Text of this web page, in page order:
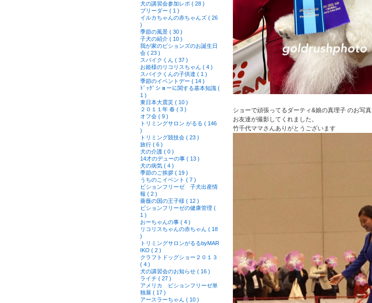
犬の講習会参加レポ ( 28 )
ブリーダー ( 1 )
イルカちゃんの赤ちゃんズ ( 26
)
季節の風景 ( 30 )
子犬の紹介 ( 10 )
我が家のビションズのお誕生日
会 ( 23 )
スパイクくん ( 37 )
お姫様のリコリスちゃん ( 4 )
スパイクくんの子供達 ( 1 )
季節のイベントデー ( 14 )
ﾄﾞｯｸﾞショーに関する基本知識 (
1 )
東日本大震災 ( 10 )
２０１１年 春 ( 3 )
オフ会 ( 9 )
トリミングサロン がるる ( 146
)
トリミング競技会 ( 23 )
旅行 ( 6 )
犬の介護 ( 0 )
14才のデューの事 ( 13 )
犬の病気 ( 4 )
季節のご挨拶 ( 19 )
うちのこイベント ( 7 )
ビションフリーゼ 子犬出産情
報 ( 2 )
薔薇の国の王子様 ( 12 )
ビションフリーゼの健康管理 (
1 )
おーちゃんの事 ( 4 )
リコリスちゃんの赤ちゃん ( 18
)
トリミングサロンがるるbyMAR
IKO ( 2 )
クラフトドッグショー２０１３
( 4 )
犬の講習会のお知らせ ( 16 )
ライチ ( 27 )
アメリカ ビションフリーゼ単
独展 ( 17 )
アースラーちゃん ( 10 )
ショーで頑張ってるダーティ&娘の真理子 のお写真
お友達が撮影してくれました。
竹千代ママさんありがとうございます